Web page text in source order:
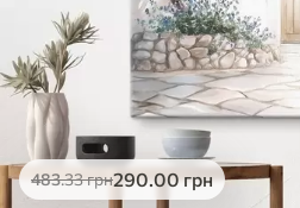
483.33грн290.00грн